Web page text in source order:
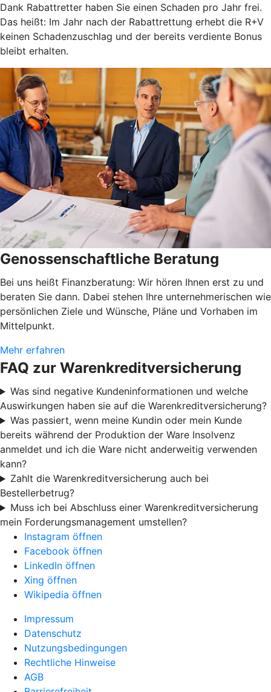
Dank Rabattretter haben Sie einen Schaden pro Jahr frei.
Das heißt: Im Jahr nach der Rabattrettung erhebt die R+V
keinen Schadenzuschlag und der bereits verdiente Bonus
bleibt erhalten.
Genossenschaftliche Beratung
Bei uns heißt Finanzberatung: Wir hören Ihnen erst zu und
beraten Sie dann. Dabei stehen Ihre unternehmerischen wie
persönlichen Ziele und Wünsche, Pläne und Vorhaben im
Mittelpunkt.
Mehr erfahren
FAQ zur Warenkreditversicherung
Was sind negative Kundeninformationen und welche
Auswirkungen haben sie auf die Warenkreditversicherung?
Was passiert, wenn meine Kundin oder mein Kunde
bereits während der Produktion der Ware Insolvenz
anmeldet und ich die Ware nicht anderweitig verwenden
kann?
Zahlt die Warenkreditversicherung auch bei
Bestellerbetrug?
Muss ich bei Abschluss einer Warenkreditversicherung
mein Forderungsmanagement umstellen?
Instagram öffnen
Facebook öffnen
LinkedIn öffnen
Xing öffnen
Wikipedia öffnen
Impressum
Datenschutz
Nutzungsbedingungen
Rechtliche Hinweise
AGB